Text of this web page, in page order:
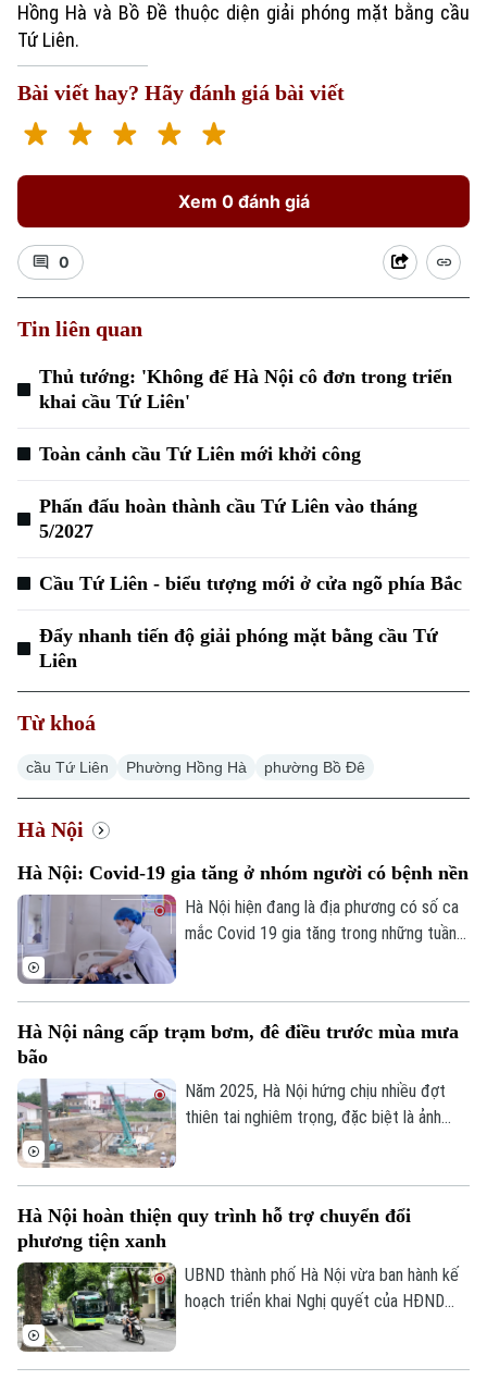
Chuyên mục
Thời sự
Hà Nội
Chính trị
Hà Nội
Hồng Hà và Bồ Đề thuộc diện giải phóng mặt bằng cầu
Tứ Liên.
Bài viết hay? Hãy đánh giá bài viết
Xem 0 đánh giá
0
Tin liên quan
Thủ tướng: 'Không để Hà Nội cô đơn trong triển
khai cầu Tứ Liên'
Toàn cảnh cầu Tứ Liên mới khởi công
Phấn đấu hoàn thành cầu Tứ Liên vào tháng
5/2027
Cầu Tứ Liên - biểu tượng mới ở cửa ngõ phía Bắc
Đẩy nhanh tiến độ giải phóng mặt bằng cầu Tứ
Liên
Từ khoá
cầu Tứ Liên Phường Hồng Hà phường Bồ Đê
Hà Nội
Hà Nội: Covid-19 gia tăng ở nhóm người có bệnh nền
Hà Nội hiện đang là địa phương có số ca
mắc Covid 19 gia tăng trong những tuần
nhóm người cao tuổi, người có nhiều bệnh
Hà Nội nâng cấp trạm bơm, đê điều trước mùa mưa
bão
Năm 2025, Hà Nội hứng chịu nhiều đợt
thiên tai nghiêm trọng, đặc biệt là ảnh
biệt bằng việc đầu tư nâng cấp hệ thống
phòng chống thiên tai trong mùa mưa lũ
2026.
Hà Nội hoàn thiện quy trình hỗ trợ chuyển đổi
phương tiện xanh
UBND thành phố Hà Nội vừa ban hành kế
hoạch triển khai Nghị quyết của HĐND